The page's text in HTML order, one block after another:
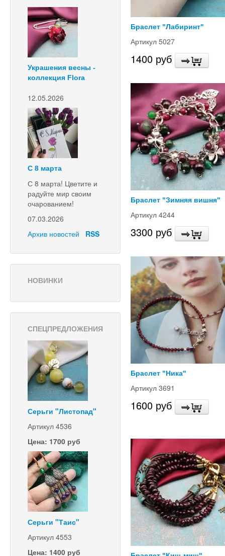
Украшения весны -
коллекция Flora
12.05.2026
С 8 марта
С 8 марта! Цветите и
радуйте мир своим
очарованием!
07.03.2026
Архив новостей
RSS
НОВИНКИ
СПЕЦПРЕДЛОЖЕНИЯ
Серьги "Листопад"
Артикул 4536
Цена: 1700 руб
Серьги "Таис"
Артикул 4553
Цена: 1400 руб
Браслет "Лабиринт"
Артикул 5027
1400 руб
Браслет "Зимняя вишня"
Артикул 4244
3300 руб
Браслет "Ника"
Артикул 3691
1600 руб